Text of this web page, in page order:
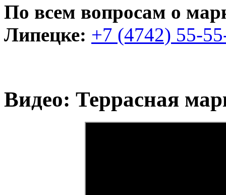
По всем вопросам о
Липецке: +7 (4742) 55-
Видео: Террасная